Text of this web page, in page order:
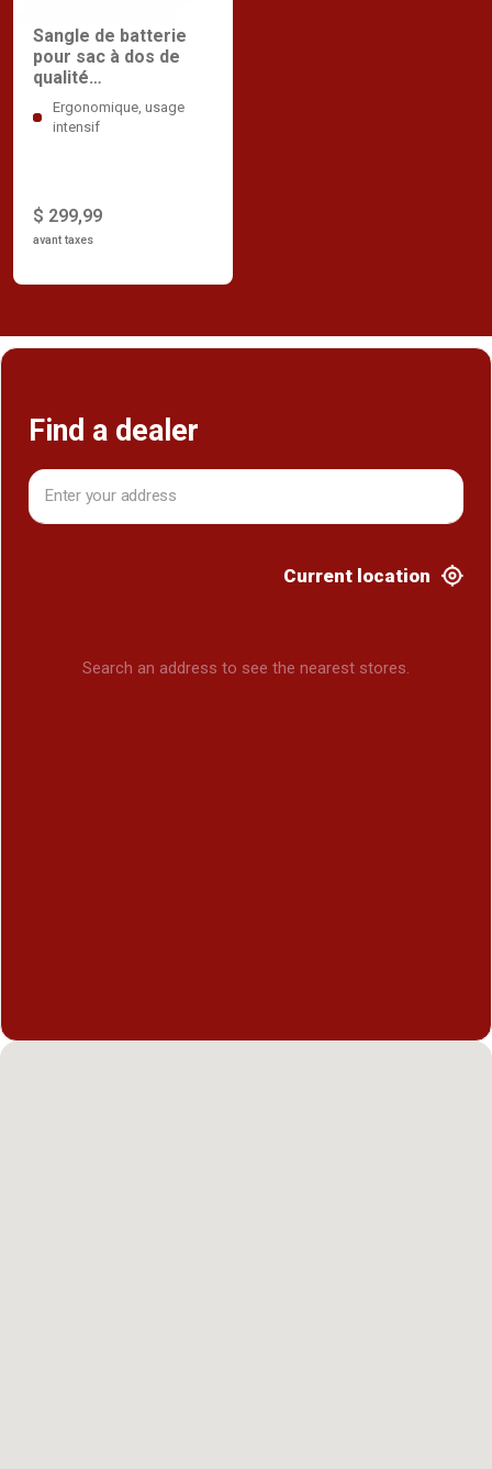
Sangle de batterie
pour sac à dos de
qualité
professionnelle
Ergonomique, usage
intensif
$ 299,99
avant taxes
Find a dealer
Current location
Search an address to see the nearest stores.